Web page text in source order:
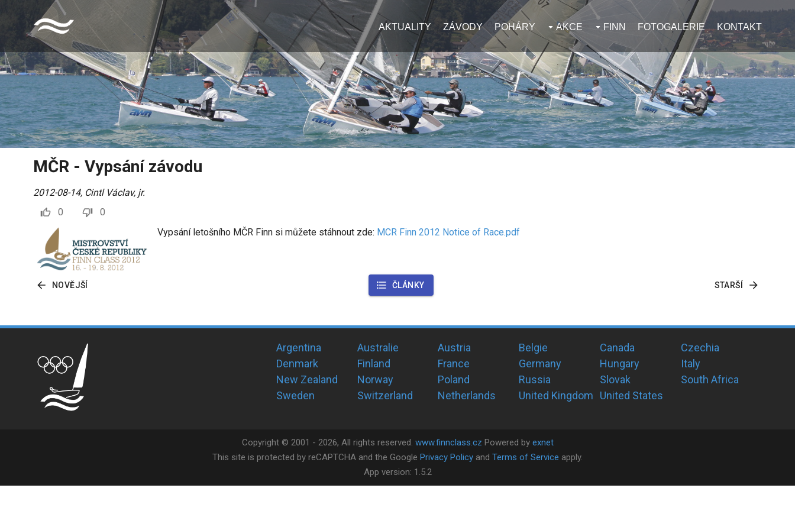
AKTUALITY ZÁVODY POHÁRY AKCE FINN FOTOGALERIE KONTAKT
MČR - Vypsání závodu
2012-08-14, Cintl Václav, jr.
0
0
Vypsání letošního MČR Finn si můžete stáhnout zde: MCR Finn 2012 Notice of Race.pdf
NOVĚJŠÍ ČLÁNKY STARŠÍ
Argentina Australie Austria Belgie Canada
Czechia
Denmark
Finland France Germany Hungary
Italy
New Zealand
Norway Poland Russia Slovak
South Africa
Sweden
Switzerland Netherlands United Kingdom United States
Copyright © 2001 - 2026, All rights reserved. www.finnclass.cz Powered by exnet
This site is protected by reCAPTCHA and the Google Privacy Policy and Terms of Service apply.
App version: 1.5.2